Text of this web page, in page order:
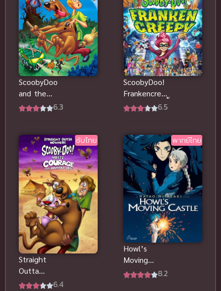
ScoobyDoo
and the
Goblin King
ภูติ
6.3
ScoobyDoo!
Frankencreep
y (2014) สคูบี้
พากย์ไทย
6.5
ซับไทย
Straight
Outta
Nowhere 6.4
พากย์ไทย
Howl’s
Moving
Castle
8.2